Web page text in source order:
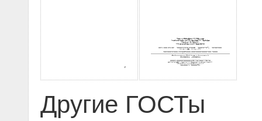
Другие ГОСТы